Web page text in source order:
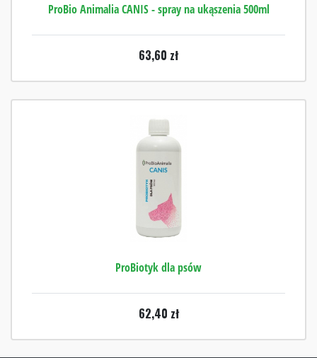
ProBio Animalia CANIS - spray na ukąszenia 500ml
63,60 zł
ProBiotyk dla psów
62,40 zł